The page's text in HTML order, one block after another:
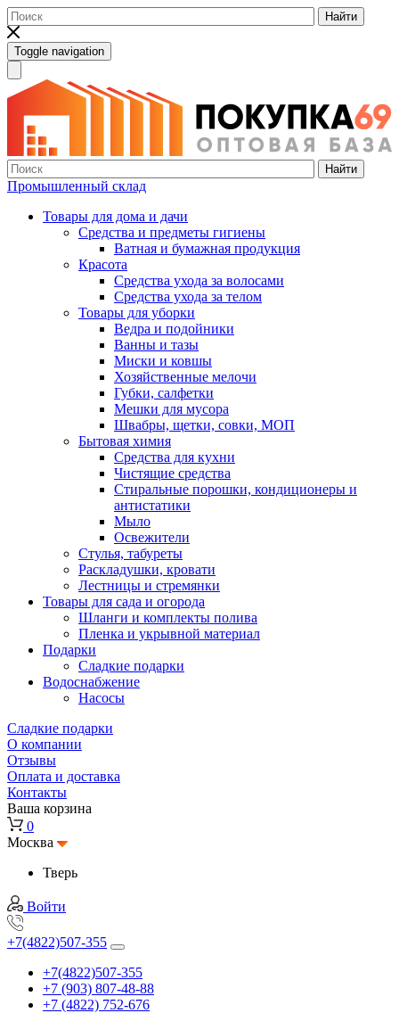
Найти
Toggle navigation
Найти
Промышленный склад
Товары для дома и дачи
Средства и предметы гигиены
Ватная и бумажная продукция
Красота
Средства ухода за волосами
Средства ухода за телом
Товары для уборки
Ведра и подойники
Ванны и тазы
Миски и ковшы
Хозяйственные мелочи
Губки, салфетки
Мешки для мусора
Швабры, щетки, совки, МОП
Бытовая химия
Средства для кухни
Чистящие средства
Стиральные порошки, кондиционеры и
антистатики
Мыло
Освежители
Стулья, табуреты
Раскладушки, кровати
Лестницы и стремянки
Товары для сада и огорода
Шланги и комплекты полива
Пленка и укрывной материал
Подарки
Cладкие подарки
Водоснабжение
Насосы
Сладкие подарки
О компании
Отзывы
Оплата и доставка
Контакты
Ваша корзина
0
Москва
Тверь
Войти
+7(4822)507-355
+7(4822)507-355
+7 (903) 807-48-88
+7 (4822) 752-676